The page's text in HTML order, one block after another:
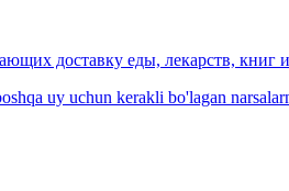
доставку еды, лекарств, книг
uy uchun kerakli bo'lagan